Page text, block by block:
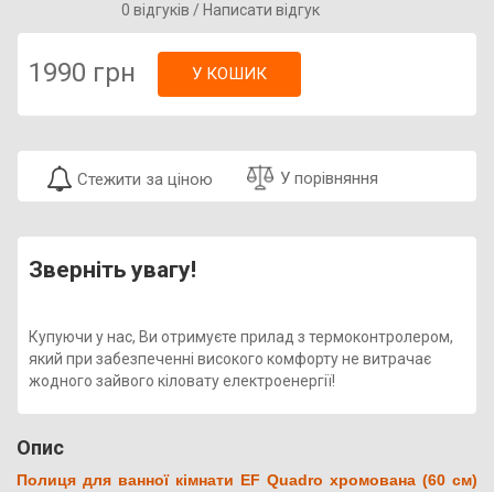
0 відгуків / Написати відгук
1990 грн У КОШИК
Стежити за ціною У порівняння
Зверніть увагу!
Купуючи у нас, Ви отримуєте прилад з термоконтролером,
який при забезпеченні високого комфорту не витрачає
жодного зайвого кіловату електроенергії!
Опис
Полиця для ванної кімнати EF Quadro хромована (60 см)